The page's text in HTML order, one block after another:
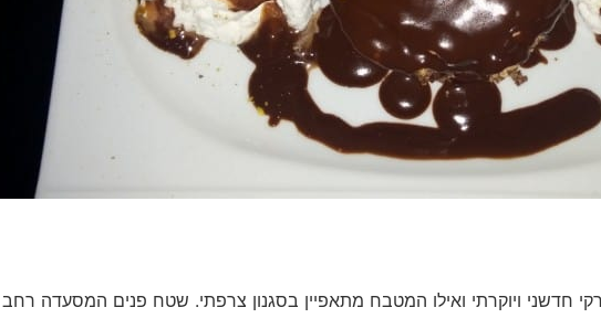
חדשני ויוקרתי ואילו המטבח מתאפיין בסגנון צרפתי. שטח פנים המסעדה רחב